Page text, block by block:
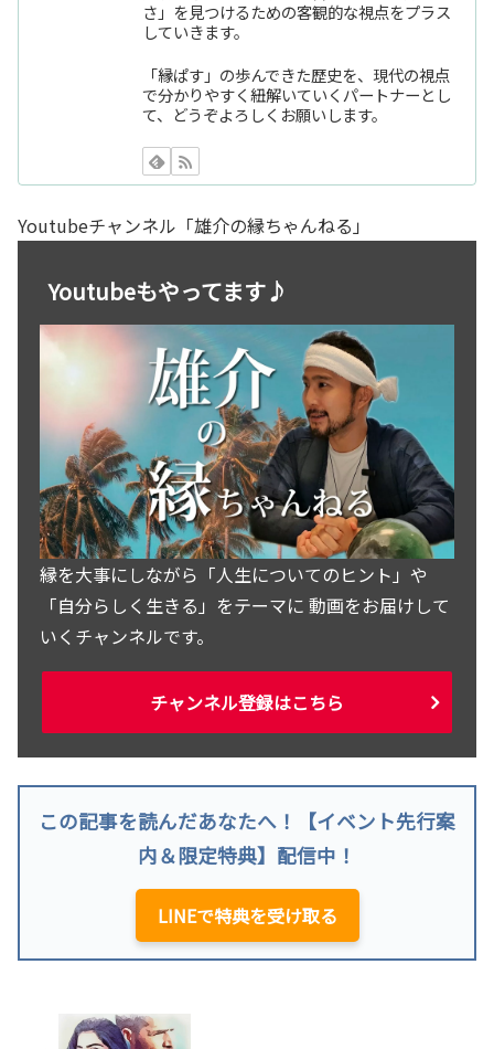
さ」を見つけるための客観的な視点をプラス
していきます。
「縁ぱす」の歩んできた歴史を、現代の視点
で分かりやすく紐解いていくパートナーとし
て、どうぞよろしくお願いします。
Youtubeチャンネル「雄介の縁ちゃんねる」
Youtubeもやってます♪
縁を大事にしながら「人生についてのヒント」や
「自分らしく生きる」をテーマに 動画をお届けして
いくチャンネルです。
チャンネル登録はこちら
この記事を読んだあなたへ！【イベント先行案
内＆限定特典】配信中！
LINEで特典を受け取る